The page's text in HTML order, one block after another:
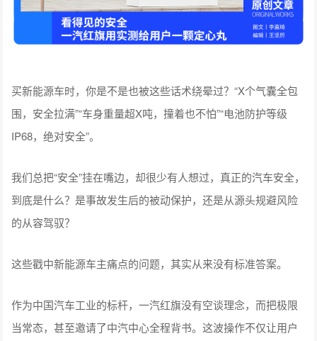
买新能源车时，你是不是也被这些话术绕晕过？“X个气囊全包
围，安全拉满”“车身重量超X吨，撞着也不怕”“电池防护等级
IP68，绝对安全”。
我们总把“安全”挂在嘴边，却很少有人想过，真正的汽车安全，
到底是什么？是事故发生后的被动保护，还是从源头规避风险
的从容驾驭？
这些戳中新能源车主痛点的问题，其实从来没有标准答案。
作为中国汽车工业的标杆，一汽红旗没有空谈理念，而把极限
当常态，甚至邀请了中汽中心全程背书。这波操作不仅让用户